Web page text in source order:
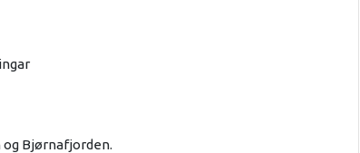
Bjørnafjorden.